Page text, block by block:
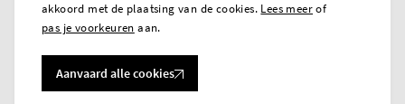
akkoord met de plaatsing van de cookies. Lees meerof
pas je voorkeuren aan.
Aanvaard alle cookies